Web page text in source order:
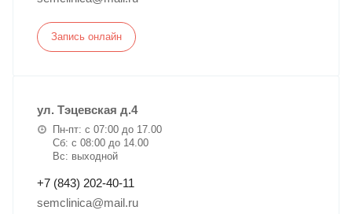
Запись онлайн
ул. Тэцевская д.4
Пн-пт: с 07:00 до 17.00
Сб: с 08:00 до 14.00
Вс: выходной
+7 (843) 202-40-11
semclinica@mail.ru